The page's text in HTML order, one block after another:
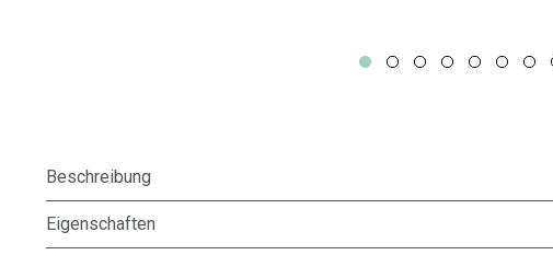
Beschreibung
Eigenschaften